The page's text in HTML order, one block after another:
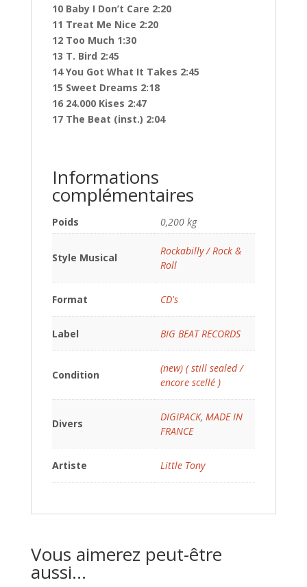
10 Baby I Don’t Care 2:20
11 Treat Me Nice 2:20
12 Too Much 1:30
13 T. Bird 2:45
14 You Got What It Takes 2:45
15 Sweet Dreams 2:18
16 24.000 Kises 2:47
17 The Beat (inst.) 2:04
Informations
complémentaires
Poids 0,200 kg
Style Musical
Rockabilly / Rock &
Roll
Format CD's
Label BIG BEAT RECORDS
Condition
(new) ( still sealed /
encore scellé )
Divers
DIGIPACK, MADE IN
FRANCE
Artiste Little Tony
Vous aimerez peut-être
aussi…